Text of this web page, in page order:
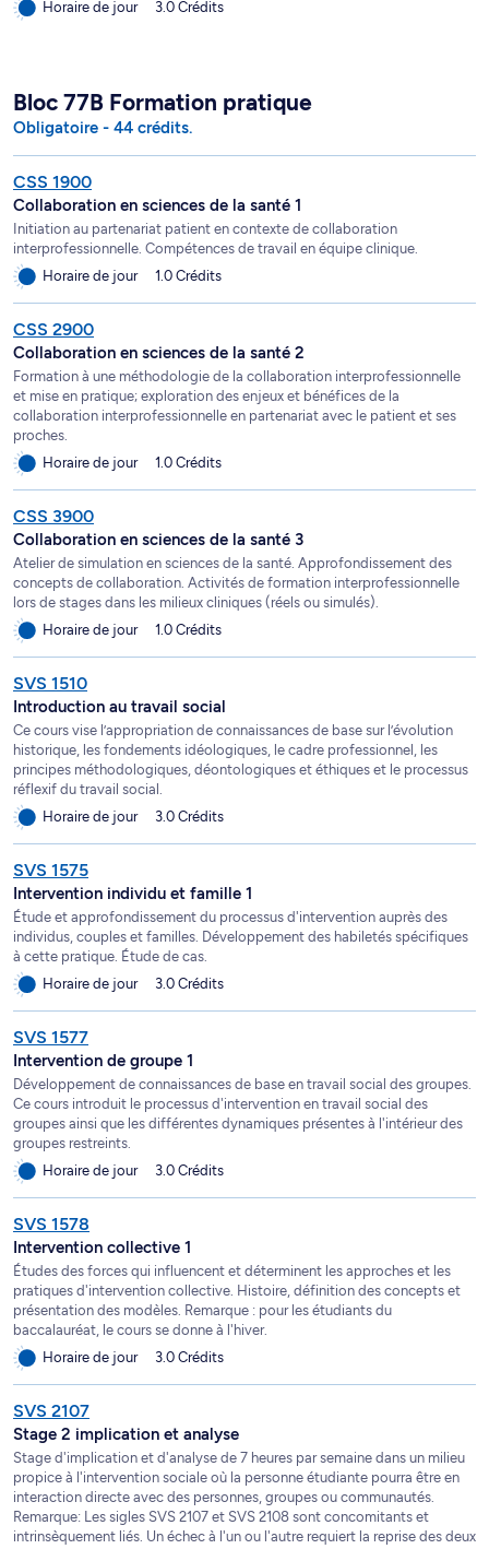
Horaire de jour
3.0 Crédits
Bloc 77B Formation pratique
Obligatoire - 44 crédits.
CSS 1900
Collaboration en sciences de la santé 1
Initiation au partenariat patient en contexte de collaboration
interprofessionnelle. Compétences de travail en équipe clinique.
Horaire de jour
1.0 Crédits
CSS 2900
Collaboration en sciences de la santé 2
Formation à une méthodologie de la collaboration interprofessionnelle
et mise en pratique; exploration des enjeux et bénéfices de la
collaboration interprofessionnelle en partenariat avec le patient et ses
proches.
Horaire de jour
1.0 Crédits
CSS 3900
Collaboration en sciences de la santé 3
Atelier de simulation en sciences de la santé. Approfondissement des
concepts de collaboration. Activités de formation interprofessionnelle
lors de stages dans les milieux cliniques (réels ou simulés).
Horaire de jour
1.0 Crédits
SVS 1510
Introduction au travail social
Ce cours vise l’appropriation de connaissances de base sur l’évolution
historique, les fondements idéologiques, le cadre professionnel, les
principes méthodologiques, déontologiques et éthiques et le processus
réflexif du travail social.
Horaire de jour
3.0 Crédits
SVS 1575
Intervention individu et famille 1
Étude et approfondissement du processus d'intervention auprès des
individus, couples et familles. Développement des habiletés spécifiques
à cette pratique. Étude de cas.
Horaire de jour
3.0 Crédits
SVS 1577
Intervention de groupe 1
Développement de connaissances de base en travail social des groupes.
Ce cours introduit le processus d'intervention en travail social des
groupes ainsi que les différentes dynamiques présentes à l'intérieur des
groupes restreints.
Horaire de jour
3.0 Crédits
SVS 1578
Intervention collective 1
Études des forces qui influencent et déterminent les approches et les
pratiques d'intervention collective. Histoire, définition des concepts et
présentation des modèles. Remarque : pour les étudiants du
baccalauréat, le cours se donne à l'hiver.
Horaire de jour
3.0 Crédits
SVS 2107
Stage 2 implication et analyse
Stage d'implication et d'analyse de 7 heures par semaine dans un milieu
propice à l'intervention sociale où la personne étudiante pourra être en
interaction directe avec des personnes, groupes ou communautés.
Remarque: Les sigles SVS 2107 et SVS 2108 sont concomitants et
intrinsèquement liés. Un échec à l'un ou l'autre requiert la reprise des deux